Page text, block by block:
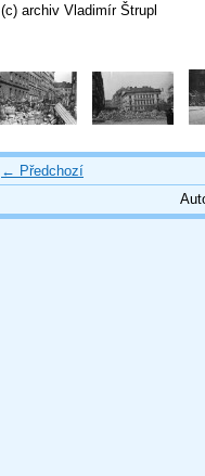
(c) archiv Vladimír Štrupl
← Předchozí